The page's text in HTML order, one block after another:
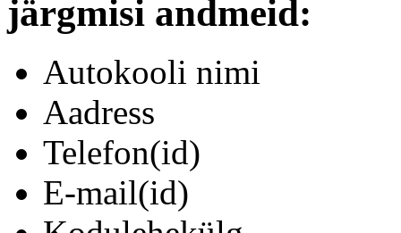
järgmisi andmeid:
Autokooli nimi
Aadress
Telefon(id)
E-mail(id)